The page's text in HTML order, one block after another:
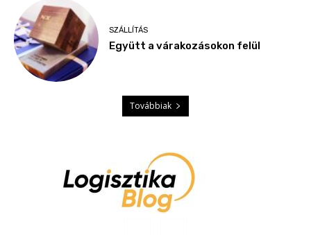
SZÁLLÍTÁS
Együtt a várakozásokon felül
Továbbiak